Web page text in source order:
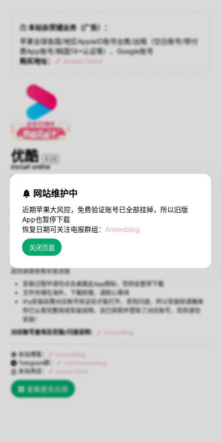
本站杂货铺业务（广告）：
苹果全球各国/地区AppleID账号出售/出租（空白账号/带付
费App账号/韩国19+认证等）、Google账号
购买地址：
Aneeo.Store
优酷 438
install online
Version：6.12.0
Compatibility：iOS 8.0+
Size：147 MB
暂不支持iOS16+设备在线安装；查看解决方法
在线安装（必须Safari浏览器） 闪退说明
返回桌面查看安装进度
安装过程中请勿点击桌面此App图标，否则会暂停下载
文件存储在海外，下载较慢，请耐心等待
iPa安装后需对应账号验证后才能打开，否则闪退，所以安装前请确保
你已认真完整阅读安装说明，且已获取并登陆了对应账号，否则请勿
安装！
对应账号查询及安装/闪退说明：
AneeoBlog
本站博客：
AneeoBlog
Telegram群：
t.me/Aneeoblog
本站商店：
aneeo.store
查看更多应用
网站维护中
近期苹果大风控，免费验证账号已全部挂掉，所以旧版
App也暂停下载
恢复日期可关注电报群组： Aneeoblog